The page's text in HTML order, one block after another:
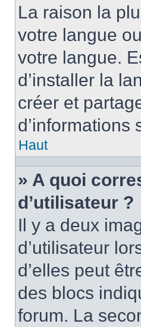
La raison la
votre langue
votre langue.
d’installer la
créer et
Haut
» A quoi
d’utilisateur ?
Il y a deux
d’utilisateur
d’elles peut
des blocs
forum. La